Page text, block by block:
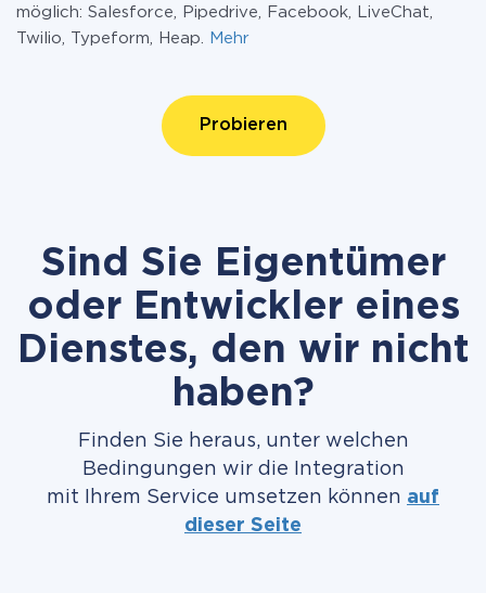
möglich: Salesforce, Pipedrive, Facebook, LiveChat,
Twilio, Typeform, Heap.
Mehr
Probieren
Sind Sie Eigentümer
oder Entwickler eines
Dienstes, den wir nicht
haben?
Finden Sie heraus, unter welchen
Bedingungen wir die Integration
mit Ihrem Service umsetzen können auf
dieser Seite